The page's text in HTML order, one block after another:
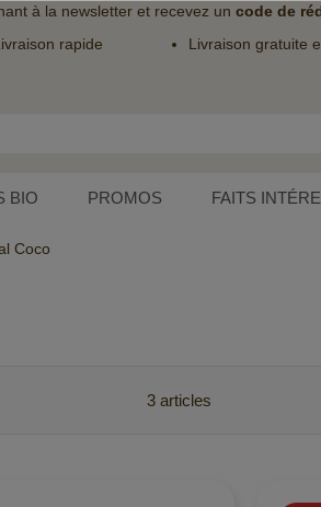
à la newsletter et recevez un code de
rapide Livraison gratuite
BIO PROMOS FAITS
Coco
3articles